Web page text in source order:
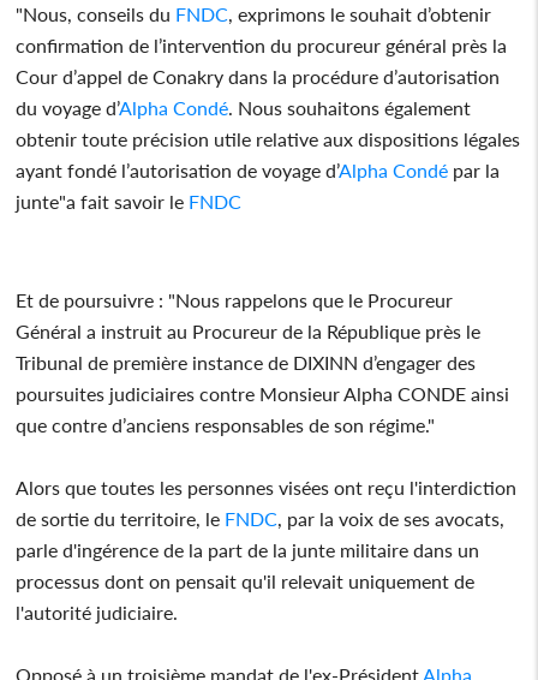
"Nous, conseils du FNDC , exprimons le souhait d’obtenir
confirmation de l’intervention du procureur général près la
Cour d’appel de Conakry dans la procédure d’autorisation
du voyage d’Alpha Condé . Nous souhaitons également
obtenir toute précision utile relative aux dispositions légales
ayant fondé l’autorisation de voyage d’Alpha Condé par la
junte"a fait savoir le FNDC
Et de poursuivre : "Nous rappelons que le Procureur
Général a instruit au Procureur de la République près le
Tribunal de première instance de DIXINN d’engager des
poursuites judiciaires contre Monsieur Alpha CONDE ainsi
que contre d’anciens responsables de son régime."
Alors que toutes les personnes visées ont reçu l'interdiction
de sortie du territoire, le FNDC , par la voix de ses avocats,
parle d'ingérence de la part de la junte militaire dans un
processus dont on pensait qu'il relevait uniquement de
l'autorité judiciaire.
Opposé à un troisième mandat de l'ex-Président Alpha